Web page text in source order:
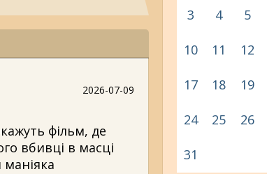
2026-07-09
фільм, де
вбивці в масці
3 4 5
10 11 12
17 18 19
24 25 26
31